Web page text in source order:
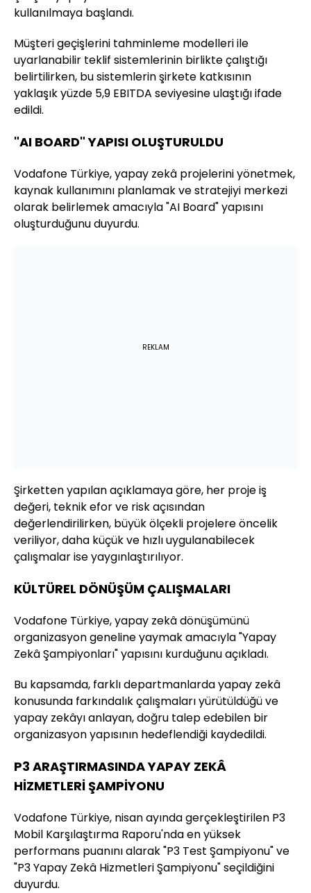
kullanılmaya başlandı.
Müşteri geçişlerini tahminleme modelleri ile
uyarlanabilir teklif sistemlerinin birlikte çalıştığı
belirtilirken, bu sistemlerin şirkete katkısının
yaklaşık yüzde 5,9 EBITDA seviyesine ulaştığı ifade
edildi.
"AI BOARD" YAPISI OLUŞTURULDU
Vodafone Türkiye, yapay zekâ projelerini yönetmek,
kaynak kullanımını planlamak ve stratejiyi merkezi
olarak belirlemek amacıyla "AI Board" yapısını
oluşturduğunu duyurdu.
REKLAM
Şirketten yapılan açıklamaya göre, her proje iş
değeri, teknik efor ve risk açısından
değerlendirilirken, büyük ölçekli projelere öncelik
veriliyor, daha küçük ve hızlı uygulanabilecek
çalışmalar ise yaygınlaştırılıyor.
KÜLTÜREL DÖNÜŞÜM ÇALIŞMALARI
Vodafone Türkiye, yapay zekâ dönüşümünü
organizasyon geneline yaymak amacıyla "Yapay
Zekâ Şampiyonları" yapısını kurduğunu açıkladı.
Bu kapsamda, farklı departmanlarda yapay zekâ
konusunda farkındalık çalışmaları yürütüldüğü ve
yapay zekâyı anlayan, doğru talep edebilen bir
organizasyon yapısının hedeflendiği kaydedildi.
P3 ARAŞTIRMASINDA YAPAY ZEKÂ
HİZMETLERİ ŞAMPİYONU
Vodafone Türkiye, nisan ayında gerçekleştirilen P3
Mobil Karşılaştırma Raporu'nda en yüksek
performans puanını alarak "P3 Test Şampiyonu" ve
"P3 Yapay Zekâ Hizmetleri Şampiyonu" seçildiğini
duyurdu.